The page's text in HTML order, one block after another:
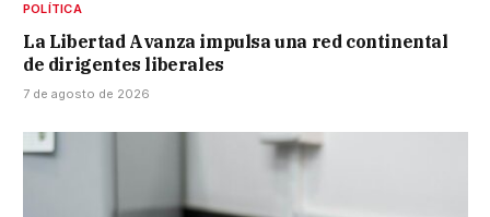
POLÍTICA
La Libertad Avanza impulsa una red continental
de dirigentes liberales
7 de agosto de 2026